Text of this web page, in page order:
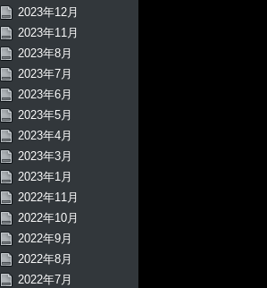
2023年12月
2023年11月
2023年8月
2023年7月
2023年6月
2023年5月
2023年4月
2023年3月
2023年1月
2022年11月
2022年10月
2022年9月
2022年8月
2022年7月